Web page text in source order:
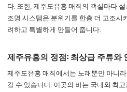
다. 또한, 제주도유흥 매직의 객실마다
조명 시스템은 분위기를 한층 더 고조시
려하고 특별하게 만들어 줍니다.
제주유흥의 정점: 최상급 주류와
제주도유흥 매직에서는 노래뿐만 아니
길 수 있습니다. 이곳의 바는 국내외 최